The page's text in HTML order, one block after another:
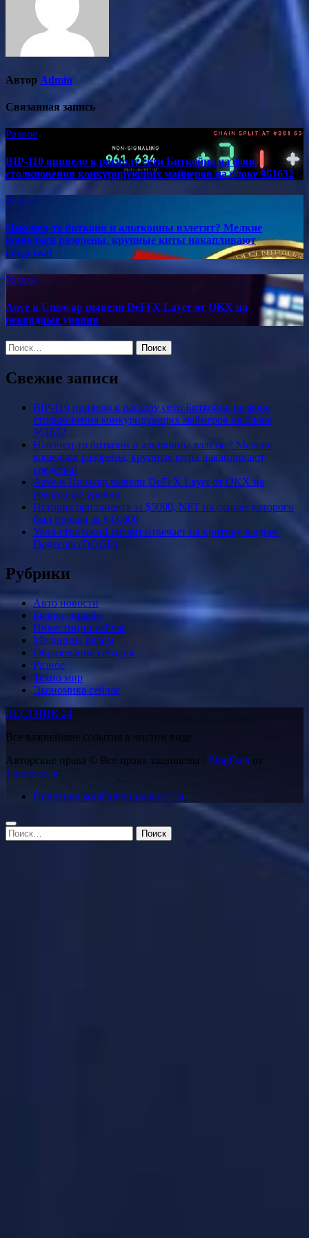
Автор Admin
Связанная запись
Разное
BIP-110 привело к расколу сети Биткойна на фоне
столкновения конкурирующих майнеров на блоке 961632
Разное
Наконец-то биткоин и альткоины взлетят? Мелкие
кошельки разорены, крупные киты накапливают
средства!
Разное
Aave и Uniswap вывели DeFi X Layer от OKX на
рекордные уровни
Найти:
Свежие записи
BIP-110 привело к расколу сети Биткойна на фоне
столкновения конкурирующих майнеров на блоке
961632
Наконец-то биткоин и альткоины взлетят? Мелкие
кошельки разорены, крупные киты накапливают
средства!
Aave и Uniswap вывели DeFi X Layer от OKX на
рекордные уровни
История бриллианта за $5000, NFT на основе которого
был продан за $43,000
Уолл-стритский гигант отвечает на критику в адрес
Dogecoin (DOGE)
Рубрики
Авто новости
Бизнес онлайн
Инвестиции сейчас
Медицина рядом
Образование сегодня
Разное
Техно мир
Экономика сейчас
ВЕСТНИК 24
Все важнейшие события в чистом виде
Авторские права © Все права защищены | BlogData от
Themeansar.
Политика конфиденциальности
Найти: